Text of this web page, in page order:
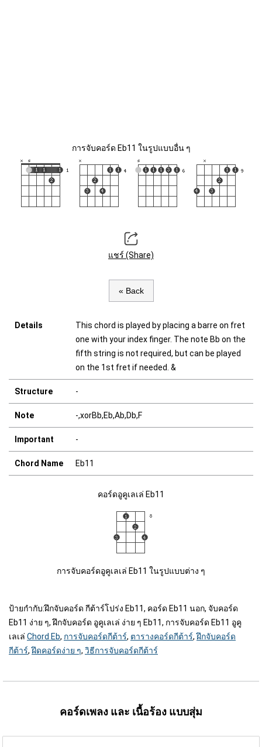
การจับคอร์ด Eb11 ในรูปแบบอื่น ๆ
แชร์ (Share)
« Back
Details
This chord is played by placing a barre on fret
one with your index finger. The note Bb on the
fifth string is not required, but can be played
on the 1st fret if needed. &
Structure -
Note -,xorBb,Eb,Ab,Db,F
Important -
Chord Name Eb11
คอร์ดอูคูเลเล่ Eb11
การจับคอร์ดอูคูเลเล่ Eb11 ในรูปแบบต่าง ๆ
ป้ายกำกับ:ฝึกจับคอร์ด กีต้าร์โปร่ง Eb11, คอร์ด Eb11 นอก, จับคอร์ด
Eb11 ง่าย ๆ, ฝึกจับคอร์ด อูคูเลเล่ ง่าย ๆ Eb11, การจับคอร์ด Eb11 อูคู
เลเล่ Chord Eb, การจับคอร์ดกีต้าร์, ตารางคอร์ดกีต้าร์,ฝึกจับคอร์ด
กีต้าร์,ฝึดคอร์ดง่าย ๆ, วิธีการจับคอร์ดกีต้าร์
คอร์ดเพลง และ เนื้อร้อง แบบสุ่ม